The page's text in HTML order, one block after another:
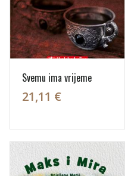
Svemu ima vrijeme
21,11 €